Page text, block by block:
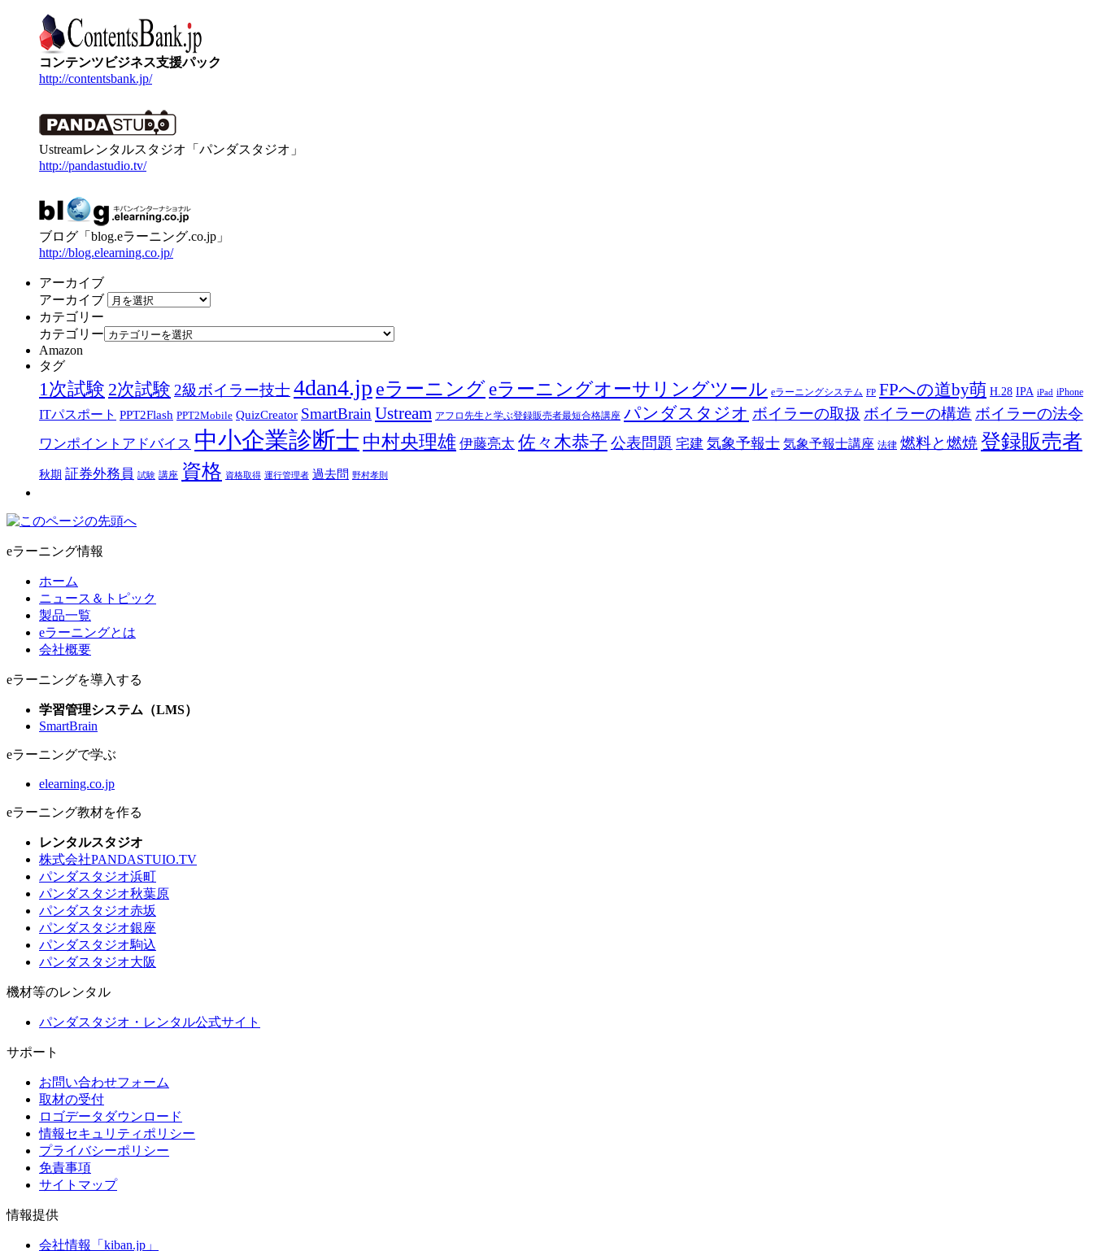
コンテンツビジネス支援パック
http://contentsbank.jp/
Ustreamレンタルスタジオ「パンダスタジオ」
http://pandastudio.tv/
ブログ「blog.eラーニング.co.jp」
http://blog.elearning.co.jp/
アーカイブ
アーカイブ
カテゴリー
カテゴリー
Amazon
タグ
1次試験 2次試験 2級ボイラー技士4dan4.jp eラーニング eラーニングオーサリングツール eラーニングシステム FP FPへの道by萌 H.28 IPA iPad iPhone
ITパスポート PPT2Flash PPT2Mobile QuizCreator SmartBrain Ustream アフロ先生と学ぶ登録販売者最短合格講座 パンダスタジオ ボイラーの取扱 ボイラーの構造 ボイラーの法令
ワンポイントアドバイス 中小企業診断士 中村央理雄 伊藤亮太 佐々木恭子 公表問題 宅建 気象予報士 気象予報士講座 法律 燃料と燃焼 登録販売者
秋期 証券外務員 試験 講座 資格 資格取得 運行管理者 過去問 野村孝則
eラーニング情報
ホーム
ニュース＆トピック
製品一覧
eラーニングとは
会社概要
eラーニングを導入する
学習管理システム（LMS）
SmartBrain
eラーニングで学ぶ
elearning.co.jp
eラーニング教材を作る
レンタルスタジオ
株式会社PANDASTUIO.TV
パンダスタジオ浜町
パンダスタジオ秋葉原
パンダスタジオ赤坂
パンダスタジオ銀座
パンダスタジオ駒込
パンダスタジオ大阪
機材等のレンタル
パンダスタジオ・レンタル公式サイト
サポート
お問い合わせフォーム
取材の受付
ロゴデータダウンロード
情報セキュリティポリシー
プライバシーポリシー
免責事項
サイトマップ
情報提供
会社情報「kiban.jp」